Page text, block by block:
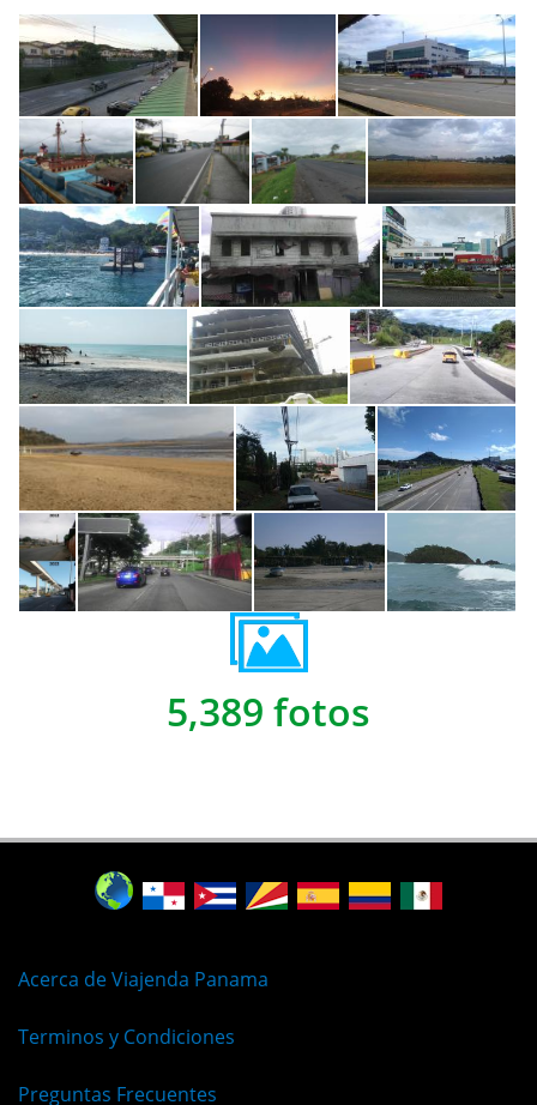
5,389 fotos
Acerca de Viajenda Panama
Terminos y Condiciones
Preguntas Frecuentes